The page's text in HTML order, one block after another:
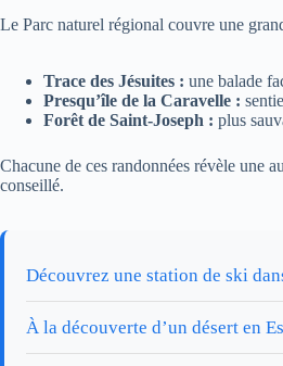
Le Parc naturel régional couvre une
Trace des Jésuites : une balade
Presqu’île de la Caravelle :
Forêt de Saint-Joseph : plus
Chacune de ces randonnées révèle une
conseillé.
Découvrez une station de ski
À la découverte d’un désert en